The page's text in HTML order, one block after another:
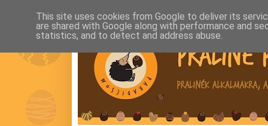
This site uses cookies from Google to deliver its
are shared with Google along with performance and
statistics, and to detect and address abuse.